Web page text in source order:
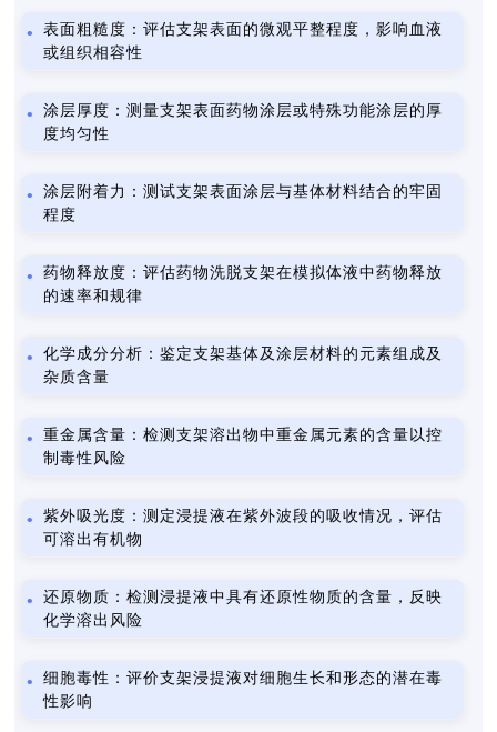
表面粗糙度：评估支架表面的微观平整程度，影响血液
或组织相容性
涂层厚度：测量支架表面药物涂层或特殊功能涂层的厚
度均匀性
涂层附着力：测试支架表面涂层与基体材料结合的牢固
程度
药物释放度：评估药物洗脱支架在模拟体液中药物释放
的速率和规律
化学成分分析：鉴定支架基体及涂层材料的元素组成及
杂质含量
重金属含量：检测支架溶出物中重金属元素的含量以控
制毒性风险
紫外吸光度：测定浸提液在紫外波段的吸收情况，评估
可溶出有机物
还原物质：检测浸提液中具有还原性物质的含量，反映
化学溶出风险
细胞毒性：评价支架浸提液对细胞生长和形态的潜在毒
性影响